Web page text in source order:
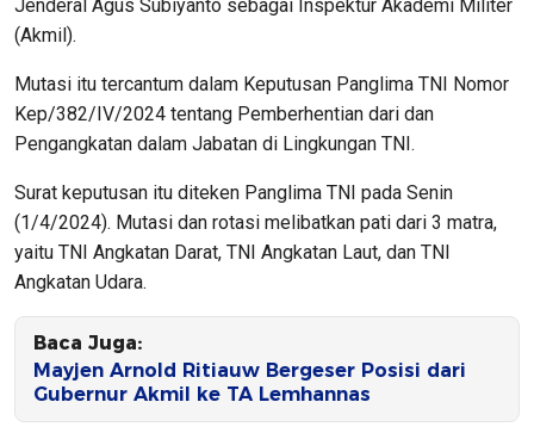
Jenderal Agus Subiyanto sebagai Inspektur Akademi Militer
(Akmil).
Mutasi itu tercantum dalam Keputusan Panglima TNI Nomor
Kep/382/IV/2024 tentang Pemberhentian dari dan
Pengangkatan dalam Jabatan di Lingkungan TNI.
Surat keputusan itu diteken Panglima TNI pada Senin
(1/4/2024). Mutasi dan rotasi melibatkan pati dari 3 matra,
yaitu TNI Angkatan Darat, TNI Angkatan Laut, dan TNI
Angkatan Udara.
Baca Juga:
Mayjen Arnold Ritiauw Bergeser Posisi dari
Gubernur Akmil ke TA Lemhannas